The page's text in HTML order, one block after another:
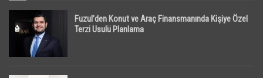
Fuzul’den Konut ve Araç Finansmanında Kişiye Özel
Terzi Usulü Planlama